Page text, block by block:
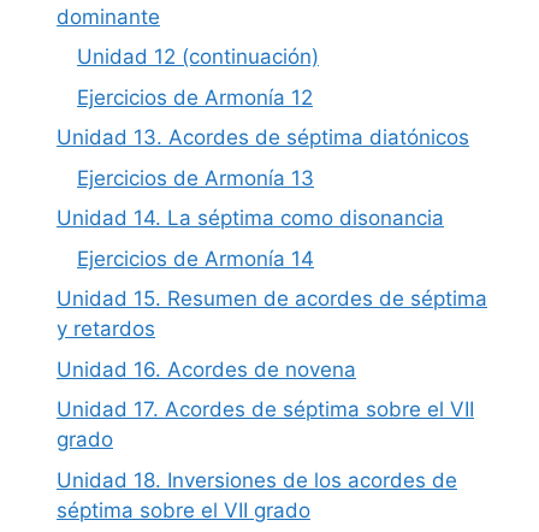
dominante
Unidad 12 (continuación)
Ejercicios de Armonía 12
Unidad 13. Acordes de séptima diatónicos
Ejercicios de Armonía 13
Unidad 14. La séptima como disonancia
Ejercicios de Armonía 14
Unidad 15. Resumen de acordes de séptima
y retardos
Unidad 16. Acordes de novena
Unidad 17. Acordes de séptima sobre el VII
grado
Unidad 18. Inversiones de los acordes de
séptima sobre el VII grado